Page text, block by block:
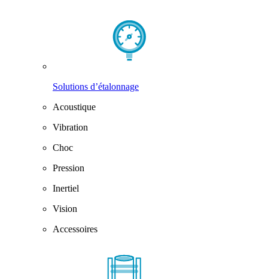
Solutions d’étalonnage
Acoustique
Vibration
Choc
Pression
Inertiel
Vision
Accessoires